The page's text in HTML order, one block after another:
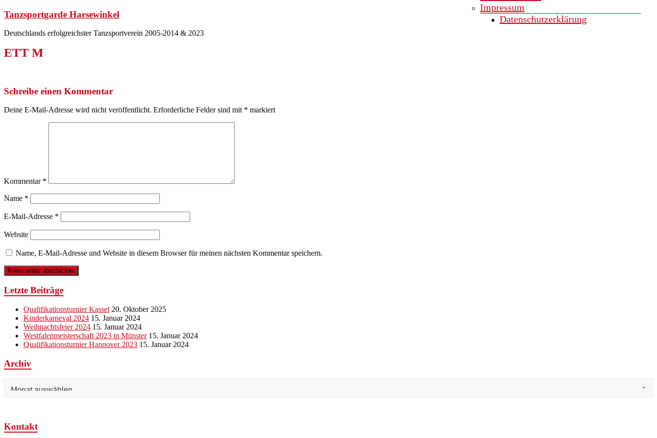
Zum
springen
Tanzsportgarde Harsewinkel
Deutschlands erfolgreichster Tanzsportverein 2005-2014 & 2023
Impressum
Datenschutzerklärung
ETT M
Schreibe einen Kommentar
Deine E-Mail-Adresse wird nicht veröffentlicht. Erforderliche Felder sind mit * markiert
Kommentar *
Name *
E-Mail-Adresse *
Website
Name, E-Mail-Adresse und Website in diesem Browser für meinen nächsten Kommentar speichern.
Letzte Beiträge
Qualifikationsturnier Kassel 20. Oktober 2025
Kinderkarneval 2024 15. Januar 2024
Weihnachtsfeier 2024 15. Januar 2024
Westfalenmeisterschaft 2023 in Münster 15. Januar 2024
Qualifikationsturnier Hannover 2023 15. Januar 2024
Archiv
Kontakt